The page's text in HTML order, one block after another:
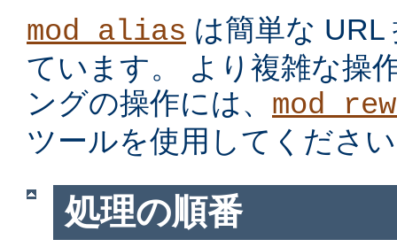
mod_alias は簡単な URL
ています。 より複雑な操
ングの操作には、
ツールを使用してくださ
処理の順番